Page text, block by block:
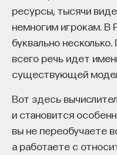
ресурсы, тысячи
немногим игрокам. В
буквально
всего речь идет
существующей
Вот здесь
и становится
вы не переобучаете
а работаете с